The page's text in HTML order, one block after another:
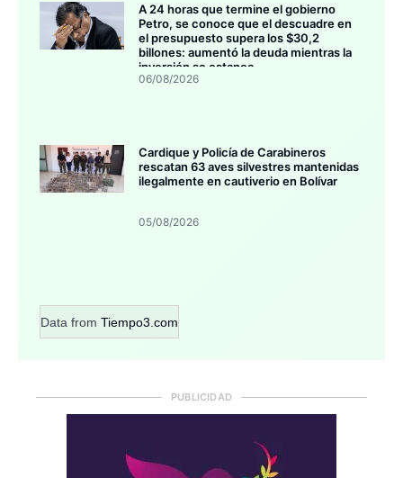
A 24 horas que termine el gobierno
Petro, se conoce que el descuadre en
el presupuesto supera los $30,2
billones: aumentó la deuda mientras la
inversión se estanca
06/08/2026
Cardique y Policía de Carabineros
rescatan 63 aves silvestres mantenidas
ilegalmente en cautiverio en Bolívar
05/08/2026
Data from Tiempo3.com
PUBLICIDAD